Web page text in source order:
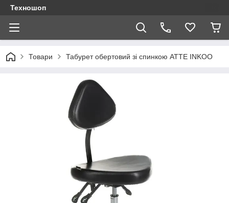
Техношоп
Товари Табурет обертовий зі спинкою ATTE INKOO